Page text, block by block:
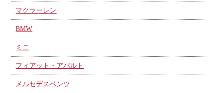
マクラーレン
BMW
ミニ
フィアット・アバルト
メルセデスベンツ